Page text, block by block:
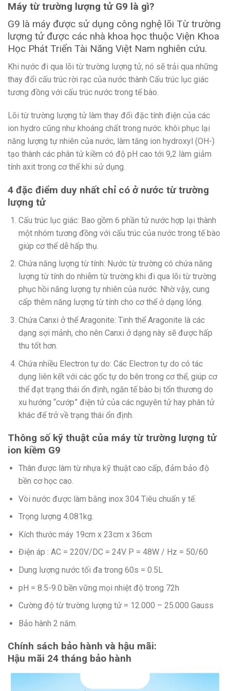
Máy từ trường lượng tử G9 là gì?
G9 là máy được sử dụng công nghệ lõi Từ trường
lượng tử được các nhà khoa học thuộc Viện Khoa
Học Phát Triển Tài Năng Việt Nam nghiên cứu.
Khi nước đi qua lõi từ trường lượng tử, nó sẽ trải qua những
thay đổi cấu trúc rời rạc của nước thành Cấu trúc lục giác
tương đồng với cấu trúc nước trong tế bào.
Lõi từ trường lượng tử làm thay đổi đặc tính điện của các
ion hydro cũng như khoáng chất trong nước. khôi phục lại
năng lượng tự nhiên của nước, làm tăng ion hydroxyl (OH-)
tạo thành các phân tử kiềm có độ pH cao tới 9,2 làm giảm
tính axit trong cơ thể khi sử dụng.
4 đặc điểm duy nhất chỉ có ở nước từ trường
lượng tử
Cấu trúc lục giác: Bao gồm 6 phần tử nước hợp lại thành
một nhóm tương đồng với cấu trúc của nước trong tế bào
giúp cơ thể dễ hấp thụ.
Chứa năng lượng từ tính: Nước từ trường có chứa năng
lượng từ tính do nhiễm từ trường khi đi qua lõi từ trường
phục hồi năng lượng tự nhiên của nước. Nhờ vậy, cung
cấp thêm năng lượng từ tính cho cơ thể ở dạng lỏng.
Chứa Canxi ở thể Aragonite: Tinh thể Aragonite là các
dạng sợi mảnh, cho nên Canxi ở dạng này sẽ được hấp
thu tốt hơn.
Chứa nhiều Electron tự do: Các Electron tự do có tác
dụng liên kết với các gốc tự do bên trong cơ thể, giúp cơ
thể đạt trạng thái ổn định, ngăn tế bào bị tổn thương do
xu hướng “cướp” điện tử của các nguyên tử hay phân tử
khác để trở về trạng thái ổn định.
Thông số kỹ thuật của máy từ trường lượng tử
ion kiềm G9
Thân được làm từ nhựa kỹ thuật cao cấp, đảm bảo độ
bền cơ học cao.
Vòi nước được làm bằng inox 304 Tiêu chuẩn y tế.
Trọng lượng 4.081kg.
Kích thước máy 19cm x 23cm x 36cm
Điện áp : AC = 220V/DC = 24V P = 48W / Hz = 50/60
Dung lượng nước tối đa trong 60s = 0.5L
pH = 8.5-9.0 bền vững mọi nhiệt độ trong 72h
Cường độ từ trường lượng tử = 12.000 – 25.000 Gauss
Bảo hành 2 năm.
Chính sách bảo hành và hậu mãi:
Hậu mãi 24 tháng bảo hành